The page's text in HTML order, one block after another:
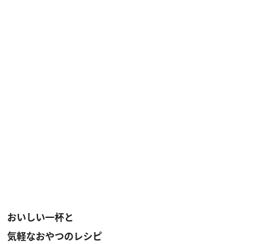
おいしい一杯と
気軽なおやつのレシピ